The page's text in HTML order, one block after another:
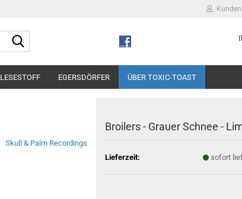
LESESTOFF EGERSDÖRFER ÜBER TOXIC-TOAST
Skull & Palm Recordings
Broilers - Grauer Schnee -
Lieferzeit: sofort